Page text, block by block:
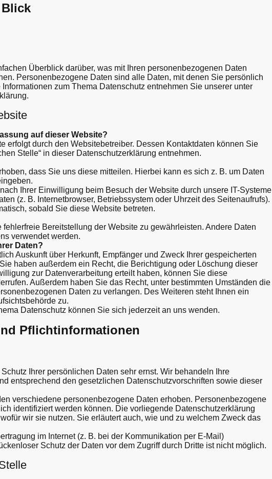
Blick
Überblick darüber, was mit Ihren personenbezogenen Daten
Personenbezogene Daten sind alle Daten, mit denen Sie persönlich
zum Thema Datenschutz entnehmen Sie unserer unter
auf dieser Website?
erfolgt durch den Websitebetreiber. Dessen Kontaktdaten können Sie
Stelle“ in dieser Datenschutzerklärung entnehmen.
dass Sie uns diese mitteilen. Hierbei kann es sich z. B. um Daten
Ihrer Einwilligung beim Besuch der Website durch unsere IT-Systeme
(z. B. Internetbrowser, Betriebssystem oder Uhrzeit des Seitenaufrufs).
sobald Sie diese Website betreten.
Bereitstellung der Website zu gewährleisten. Andere Daten
verwendet werden.
Daten?
Auskunft über Herkunft, Empfänger und Zweck Ihrer gespeicherten
haben außerdem ein Recht, die Berichtigung oder Löschung dieser
zur Datenverarbeitung erteilt haben, können Sie diese
Außerdem haben Sie das Recht, unter bestimmten Umständen die
Daten zu verlangen. Des Weiteren steht Ihnen ein
zu.
Datenschutz können Sie sich jederzeit an uns wenden.
Pflicht­informationen
Ihrer persönlichen Daten sehr ernst. Wir behandeln Ihre
entsprechend den gesetzlichen Datenschutzvorschriften sowie dieser
verschiedene personenbezogene Daten erhoben. Personenbezogene
identifiziert werden können. Die vorliegende Datenschutzerklärung
wir sie nutzen. Sie erläutert auch, wie und zu welchem Zweck das
im Internet (z. B. bei der Kommunikation per E-Mail)
Schutz der Daten vor dem Zugriff durch Dritte ist nicht möglich.